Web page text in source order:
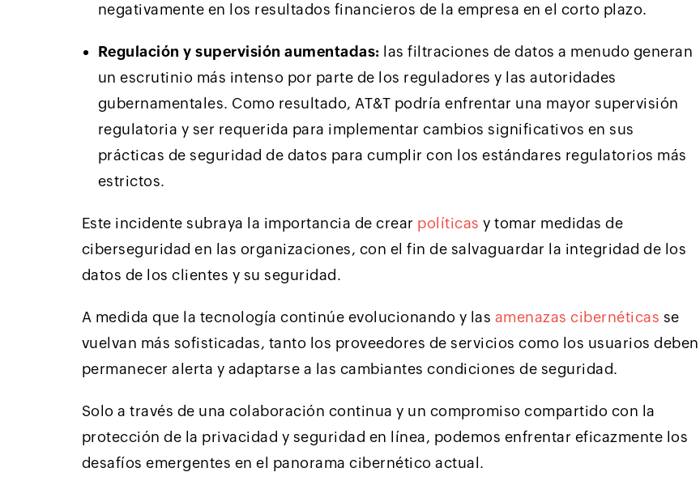
negativamente en los resultados financieros de la empresa en el corto plazo.
Regulación y supervisión aumentadas: las filtraciones de datos a menudo generan
un escrutinio más intenso por parte de los reguladores y las autoridades
gubernamentales. Como resultado, AT&T podría enfrentar una mayor supervisión
regulatoria y ser requerida para implementar cambios significativos en sus
prácticas de seguridad de datos para cumplir con los estándares regulatorios más
estrictos.
Este incidente subraya la importancia de crear políticas y tomar medidas de
ciberseguridad en las organizaciones, con el fin de salvaguardar la integridad de los
datos de los clientes y su seguridad.
A medida que la tecnología continúe evolucionando y las amenazas cibernéticas se
vuelvan más sofisticadas, tanto los proveedores de servicios como los usuarios deben
permanecer alerta y adaptarse a las cambiantes condiciones de seguridad.
Solo a través de una colaboración continua y un compromiso compartido con la
protección de la privacidad y seguridad en línea, podemos enfrentar eficazmente los
desafíos emergentes en el panorama cibernético actual.